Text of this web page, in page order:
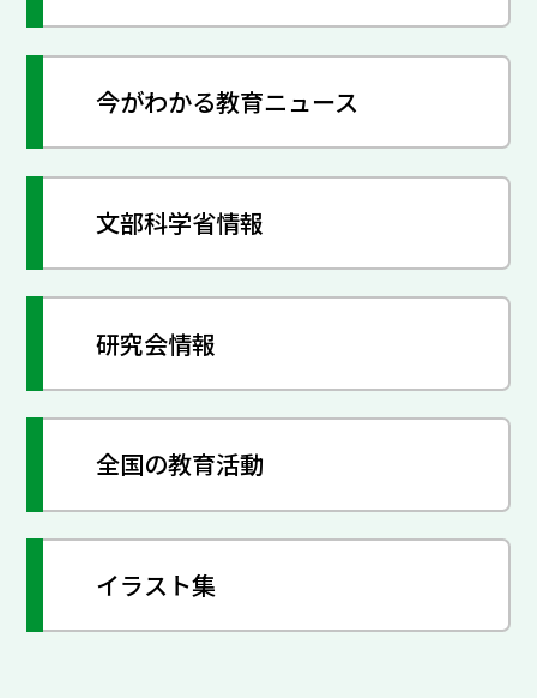
今がわかる教育ニュース
文部科学省情報
研究会情報
全国の教育活動
イラスト集